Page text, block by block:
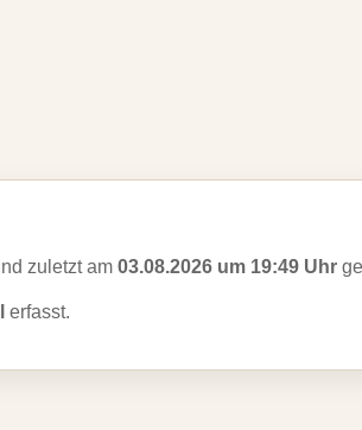
zuletzt am 03.08.2026 um 19:49 Uhr
erfasst.